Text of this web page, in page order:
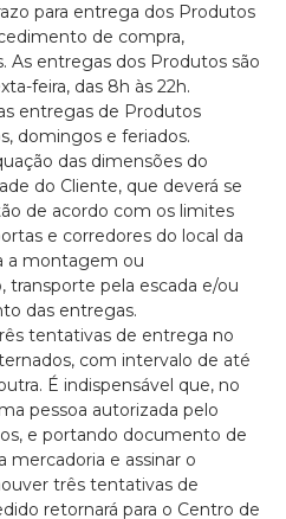
para entrega dos Produtos
de compra,
As entregas dos Produtos são
feira, das 8h às 22h.
entregas de Produtos
domingos e feriados.
das dimensões do
do Cliente, que deverá se
de acordo com os limites
e corredores do local da
a montagem ou
pela escada e/ou
das entregas.
tentativas de entrega no
com intervalo de até
É indispensável que, no
pessoa autorizada pelo
e portando documento de
mercadoria e assinar o
três tentativas de
retornará para o Centro de